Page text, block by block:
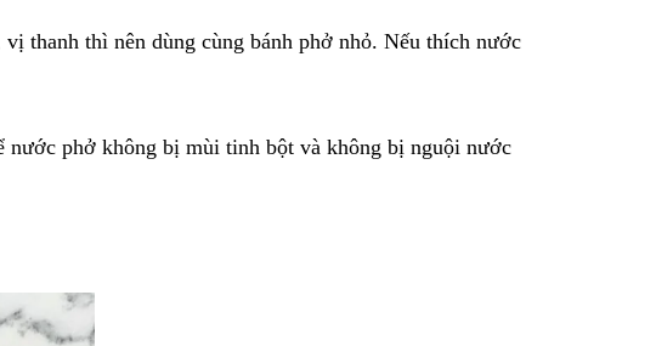
thanh thì nên dùng cùng bánh phở nhỏ. Nếu thích nước
phở không bị mùi tinh bột và không bị nguội nước